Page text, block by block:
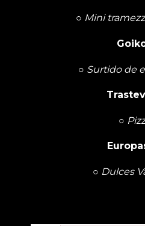
○ Mini
○ Surtido de
○
○ Dulces